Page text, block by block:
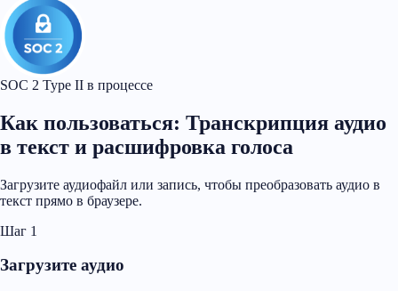
SOC 2 Type II в процессе
Как пользоваться: Транскрипция аудио
в текст и расшифровка голоса
Загрузите аудиофайл или запись, чтобы преобразовать аудио в
текст прямо в браузере.
Шаг 1
Загрузите аудио